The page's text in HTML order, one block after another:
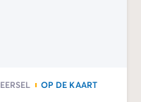
EERSEL
OP DE KAART